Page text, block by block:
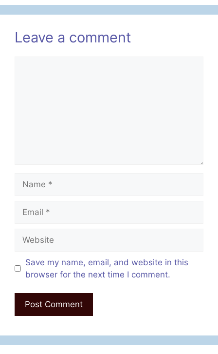
Leave a comment
Save my name, email, and website in this
browser for the next time I comment.